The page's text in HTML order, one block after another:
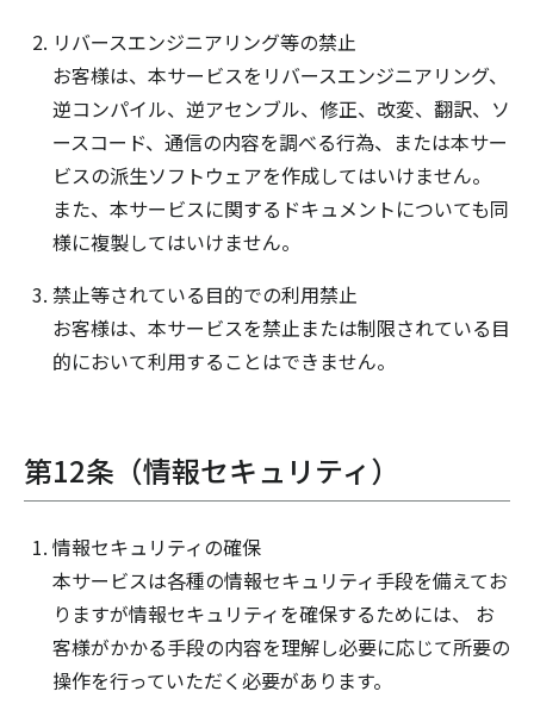
リバースエンジニアリング等の禁止
お客様は、本サービスをリバースエンジニアリング、
逆コンパイル、逆アセンブル、修正、改変、翻訳、ソ
ースコード、通信の内容を調べる行為、または本サー
ビスの派生ソフトウェアを作成してはいけません。
また、本サービスに関するドキュメントについても同
様に複製してはいけません。
禁止等されている目的での利用禁止
お客様は、本サービスを禁止または制限されている目
的において利用することはできません。
第12条（情報セキュリティ）
情報セキュリティの確保
本サービスは各種の情報セキュリティ手段を備えてお
りますが情報セキュリティを確保するためには、 お
客様がかかる手段の内容を理解し必要に応じて所要の
操作を行っていただく必要があります。